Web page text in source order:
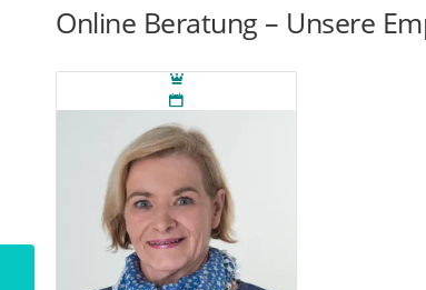
Online Beratung – Unsere